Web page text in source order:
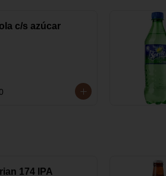
c/s azúcar
174 IPA